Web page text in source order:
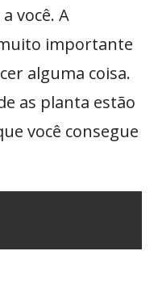
você. A
importante
alguma coisa.
as planta estão
você consegue